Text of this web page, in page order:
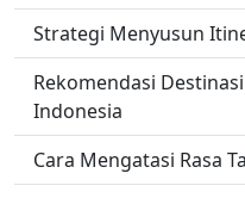
Strategi Menyusun
Rekomendasi
Indonesia
Cara Mengatasi Rasa